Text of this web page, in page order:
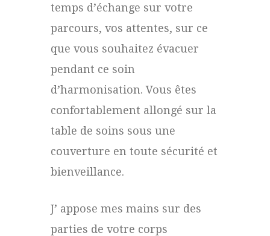
temps d’échange sur votre
parcours, vos attentes, sur ce
que vous souhaitez évacuer
pendant ce soin
d’harmonisation. Vous êtes
confortablement allongé sur la
table de soins sous une
couverture en toute sécurité et
bienveillance.
J’ appose mes mains sur des
parties de votre corps